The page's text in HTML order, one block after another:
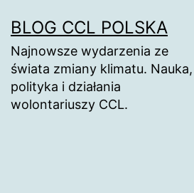
to
content
BLOG CCL POLSKA
Najnowsze wydarzenia ze
świata zmiany klimatu. Nauka,
polityka i działania
wolontariuszy CCL.